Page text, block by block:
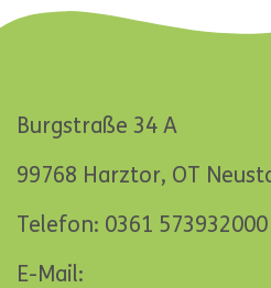
Burgstraße 34 A
99768 Harztor, OT
Telefon: 0361 573932000
E-Mail: